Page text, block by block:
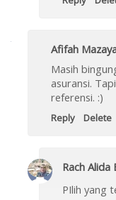
Afifah
Masih
asuransi.
referensi. :)
Reply Delete
Rach Alida
PIlih yang